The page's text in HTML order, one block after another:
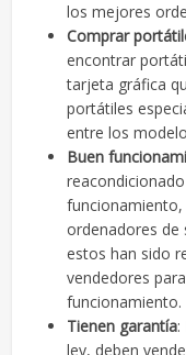
los mejores
Comprar
encontrar
tarjeta gráfica
portátiles
entre los
Buen
ordenadores de
estos han sido
vendedores
funcionamiento.
Tienen garantía:
ley, deben